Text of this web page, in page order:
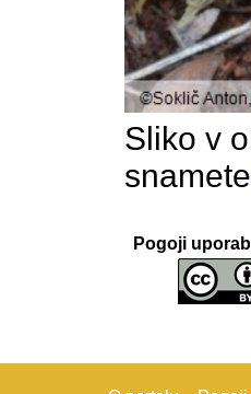
Sliko v
snamete
Pogoji